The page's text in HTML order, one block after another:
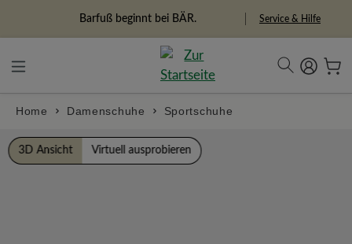
Freiheitspioniere Service & Hilfe
Home Damenschuhe Sportschuhe
Bildergalerie überspringen
3D Ansicht Virtuell ausprobieren